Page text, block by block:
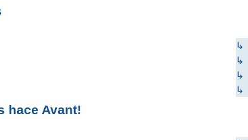
hace Avant!
↳
↳
↳
↳